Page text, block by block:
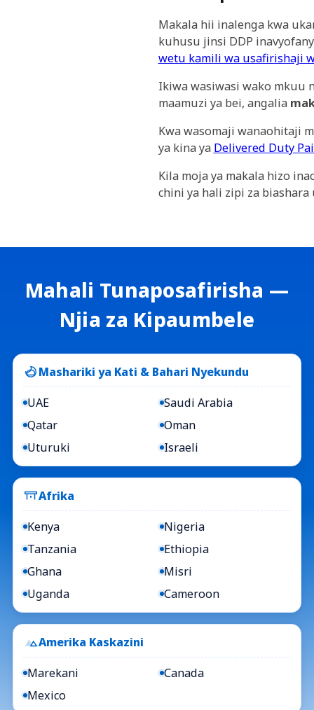
Makala hii inalenga kwa
kuhusu jinsi DDP
wetu kamili wa usafirishaji
Ikiwa wasiwasi wako mkuu
maamuzi ya bei, angalia
Kwa wasomaji wanaohitaji
ya kina ya Delivered Duty
Kila moja ya makala hizo
chini ya hali zipi za biashara
Mahali Tunaposafirisha —
Njia za Kipaumbele
Mashariki ya Kati & Bahari Nyekundu
UAE
Saudi Arabia
Qatar
Oman
Uturuki
Israeli
Afrika
Kenya
Nigeria
Tanzania
Ethiopia
Ghana
Misri
Uganda
Cameroon
Amerika Kaskazini
Marekani
Canada
Mexico